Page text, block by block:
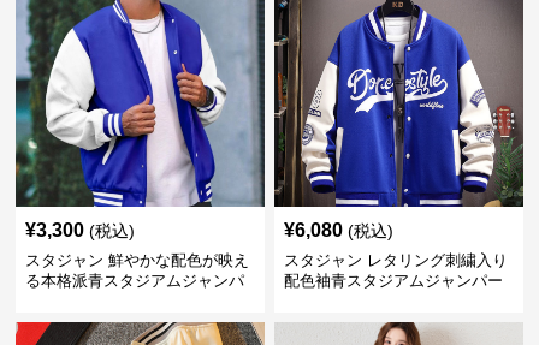
¥3,300 (税込)
スタジャン 鮮やかな配色が映え
る本格派青スタジアムジャンパ
¥6,080 (税込)
スタジャン レタリング刺繍入り
配色袖青スタジアムジャンパー